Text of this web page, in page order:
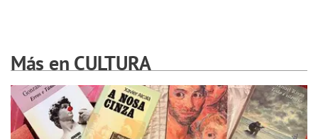
Más en CULTURA